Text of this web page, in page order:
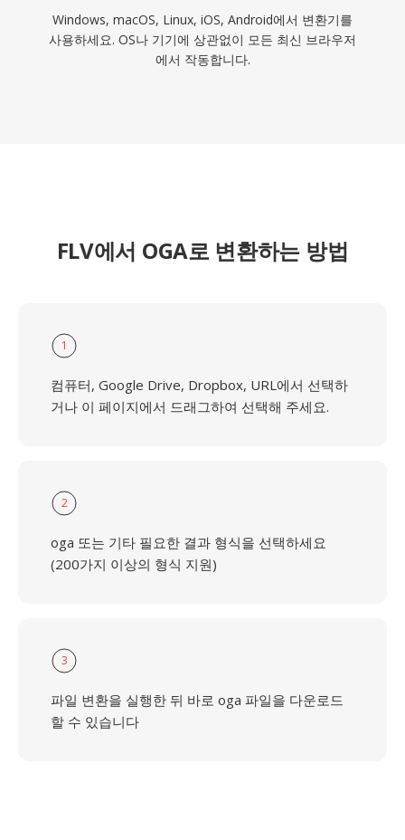
Windows, macOS, Linux, iOS, Android에서 변환기를
사용하세요. OS나 기기에 상관없이 모든 최신 브라우저
에서 작동합니다.
FLV에서 OGA로 변환하는 방법
1
컴퓨터, Google Drive, Dropbox, URL에서 선택하
거나 이 페이지에서 드래그하여 선택해 주세요.
2
oga 또는 기타 필요한 결과 형식을 선택하세요
(200가지 이상의 형식 지원)
3
파일 변환을 실행한 뒤 바로 oga 파일을 다운로드
할 수 있습니다